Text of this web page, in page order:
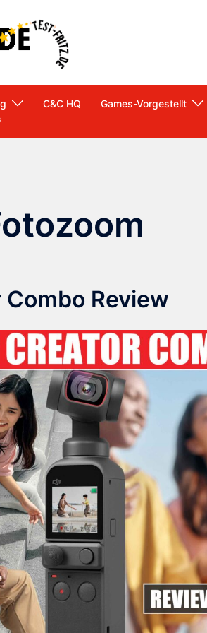
C&C HQ Games-Vorgestellt
Review